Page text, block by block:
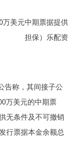
万美元中期票据提供
担保）乐配资
告称，其间接子公
万美元的中期票
无条件及不可撤销
行票据本金余额总